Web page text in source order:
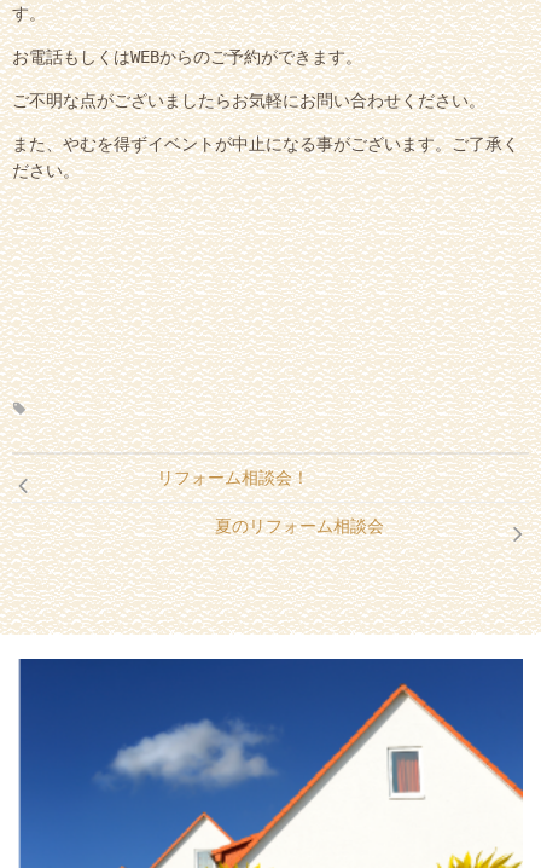
す。
お電話もしくはWEBからのご予約ができます。
ご不明な点がございましたらお気軽にお問い合わせください。
また、やむを得ずイベントが中止になる事がございます。ご了承く
ださい。
リフォーム相談会！
夏のリフォーム相談会